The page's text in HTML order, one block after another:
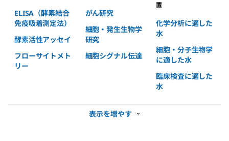
ELISA（酵素結合
免疫吸着測定法）
酵素活性アッセイ
フローサイトメト
リー
がん研究
細胞・発生生物学
研究
細胞シグナル伝達
置
化学分析に適した
水
細胞・分子生物学
に適した水
臨床検査に適した
水
表示を増やす